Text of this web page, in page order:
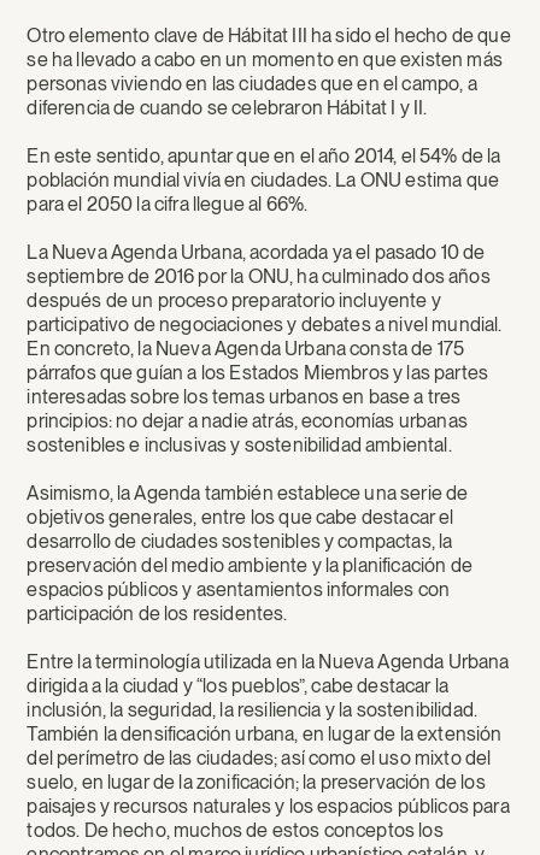
Otro elemento clave de Hábitat III ha sido el hecho de que
se ha llevado a cabo en un momento en que existen más
personas viviendo en las ciudades que en el campo, a
diferencia de cuando se celebraron Hábitat I y II.
En este sentido, apuntar que en el año 2014, el 54% de la
población mundial vivía en ciudades. La ONU estima que
para el 2050 la cifra llegue al 66%.
La Nueva Agenda Urbana, acordada ya el pasado 10 de
septiembre de 2016 por la ONU, ha culminado dos años
después de un proceso preparatorio incluyente y
participativo de negociaciones y debates a nivel mundial.
En concreto, la Nueva Agenda Urbana consta de 175
párrafos que guían a los Estados Miembros y las partes
interesadas sobre los temas urbanos en base a tres
principios: no dejar a nadie atrás, economías urbanas
sostenibles e inclusivas y sostenibilidad ambiental.
Asimismo, la Agenda también establece una serie de
objetivos generales, entre los que cabe destacar el
desarrollo de ciudades sostenibles y compactas, la
preservación del medio ambiente y la planificación de
espacios públicos y asentamientos informales con
participación de los residentes.
Entre la terminología utilizada en la Nueva Agenda Urbana
dirigida a la ciudad y “los pueblos”, cabe destacar la
inclusión, la seguridad, la resiliencia y la sostenibilidad.
También la densificación urbana, en lugar de la extensión
del perímetro de las ciudades; así como el uso mixto del
suelo, en lugar de la zonificación; la preservación de los
paisajes y recursos naturales y los espacios públicos para
todos. De hecho, muchos de estos conceptos los